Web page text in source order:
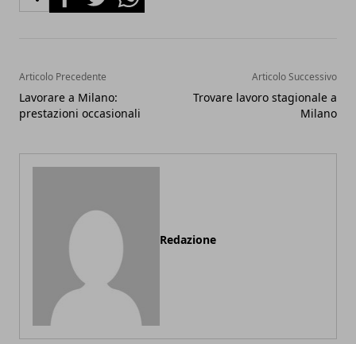
Articolo Precedente
Lavorare a Milano:
prestazioni occasionali
Articolo Successivo
Trovare lavoro stagionale a
Milano
Redazione